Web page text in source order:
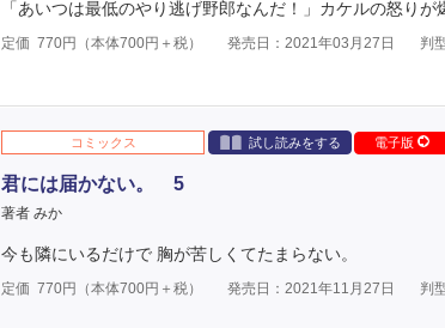
「あいつは最低のやり逃げ野郎なんだ！」カケルの怒りが
定価 770円（本体700円＋税） 発売日：2021年03月27日 判
コミックス 試し読みをする 電子版
君には届かない。 5
著者 みか
今も隣にいるだけで 胸が苦しくてたまらない。
定価 770円（本体700円＋税） 発売日：2021年11月27日 判